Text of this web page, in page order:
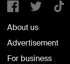
About us
Advertisement
For business